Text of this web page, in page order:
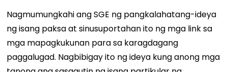
Nagmumungkahi ang SGE ng pangkalahatang-ideya
ng isang paksa at sinusuportahan ito ng mga link sa
mga mapagkukunan para sa karagdagang
paggalugad. Nagbibigay ito ng ideya kung anong mga